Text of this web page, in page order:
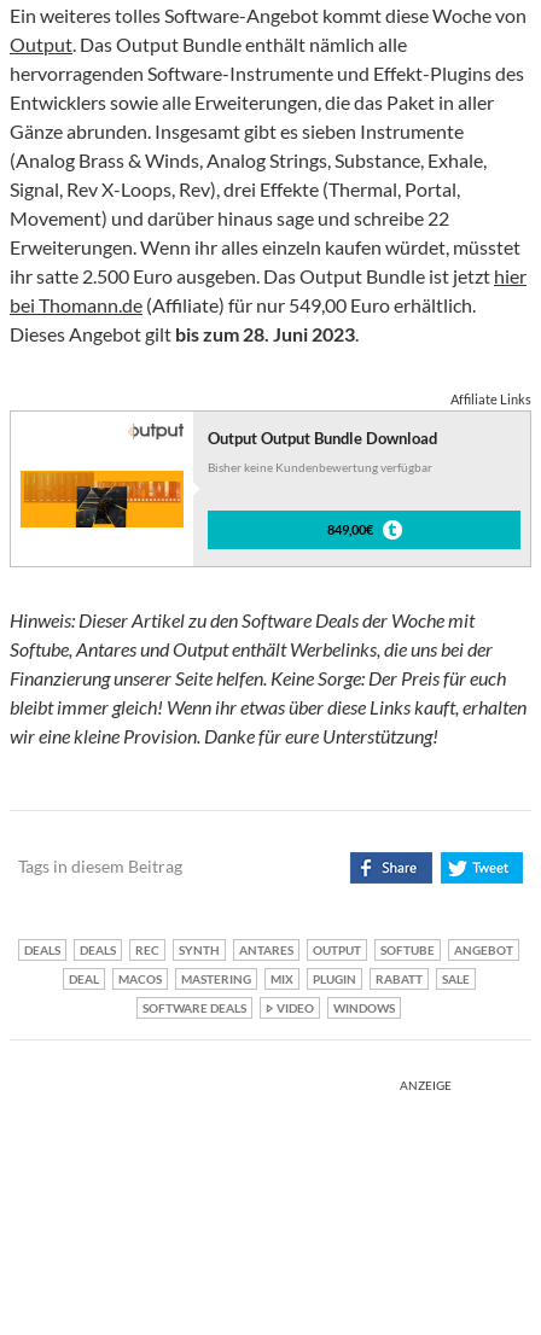
Ein weiteres tolles Software-Angebot kommt diese Woche von
Output. Das Output Bundle enthält nämlich alle
hervorragenden Software-Instrumente und Effekt-Plugins des
Entwicklers sowie alle Erweiterungen, die das Paket in aller
Gänze abrunden. Insgesamt gibt es sieben Instrumente
(Analog Brass & Winds, Analog Strings, Substance, Exhale,
Signal, Rev X-Loops, Rev), drei Effekte (Thermal, Portal,
Movement) und darüber hinaus sage und schreibe 22
Erweiterungen. Wenn ihr alles einzeln kaufen würdet, müsstet
ihr satte 2.500 Euro ausgeben. Das Output Bundle ist jetzt hier
bei Thomann.de (Affiliate) für nur 549,00 Euro erhältlich.
Dieses Angebot gilt bis zum 28. Juni 2023.
Affiliate Links
Output Output Bundle Download
Bisher keine Kundenbewertung verfügbar
849,00€
Hinweis: Dieser Artikel zu den Software Deals der Woche mit
Softube, Antares und Output enthält Werbelinks, die uns bei der
Finanzierung unserer Seite helfen. Keine Sorge: Der Preis für euch
bleibt immer gleich! Wenn ihr etwas über diese Links kauft, erhalten
wir eine kleine Provision. Danke für eure Unterstützung!
Tags in diesem Beitrag
DEALS DEALS REC SYNTH ANTARES OUTPUT SOFTUBE
ANGEBOT
DEAL
MACOS MASTERING MIX PLUGIN RABATT
SALE
SOFTWARE DEALS
VIDEO WINDOWS
ANZEIGE